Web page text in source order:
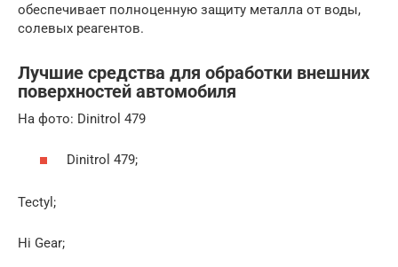
обеспечивает полноценную защиту металла от воды,
солевых реагентов.
Лучшие средства для обработки внешних
поверхностей автомобиля
На фото: Dinitrol 479
Dinitrol 479;
Tectyl;
Hi Gear;